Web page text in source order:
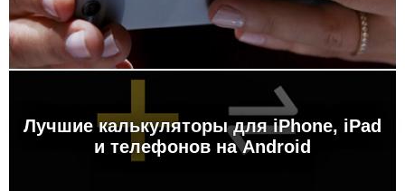
Лучшие калькуляторы для iPhone, iPad
и телефонов на Android